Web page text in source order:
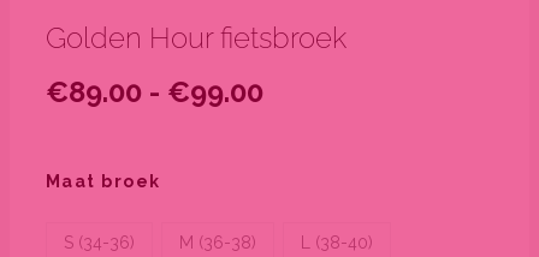
Golden Hour fietsbroek
€89.00 - €99.00Prijsklasse:
Maat broek
S (34-36) M (36-38) L (38-40)
fietsbroek